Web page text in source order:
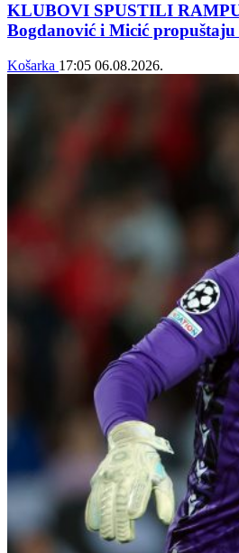
KLUBOVI SPUSTILI
Bogdanović i Micić propuštaju
Košarka 17:05 06.08.2026.